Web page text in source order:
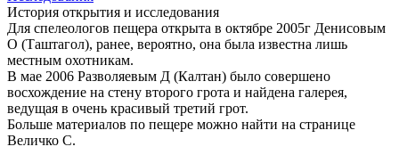
История открытия и исследования
Для спелеологов пещера открыта в октябре 2005г Денисовым
О (Таштагол), ранее, вероятно, она была известна лишь
местным охотникам.
В мае 2006 Разволяевым Д (Калтан) было совершено
восхождение на стену второго грота и найдена галерея,
ведущая в очень красивый третий грот.
Больше материалов по пещере можно найти на странице
Величко С.